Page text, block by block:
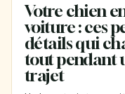
Votre chien
voiture : ces
détails qui
tout pendant
trajet